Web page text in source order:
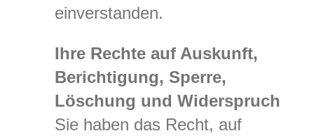
einverstanden.
Ihre Rechte auf Auskunft,
Berichtigung, Sperre,
Löschung und Widerspruch
Sie haben das Recht, auf